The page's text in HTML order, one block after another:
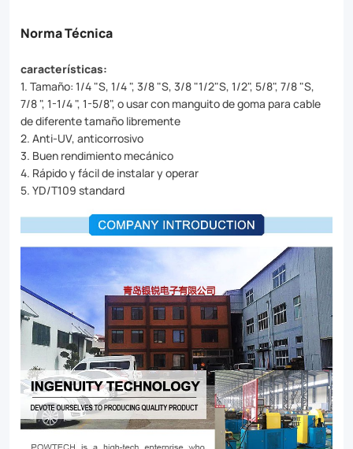
Norma Técnica
características:
1. Tamaño: 1/4 "S, 1/4 ", 3/8 "S, 3/8 "1/2"S, 1/2", 5/8", 7/8 "S,
7/8 ", 1-1/4 ", 1-5/8", o usar con manguito de goma para cable
de diferente tamaño libremente
2. Anti-UV, anticorrosivo
3. Buen rendimiento mecánico
4. Rápido y fácil de instalar y operar
5. YD/T109 standard